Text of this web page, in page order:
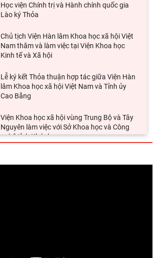
Học viện Chính trị và Hành chính quốc gia
Lào ký Thỏa
Chủ tịch Viện Hàn lâm Khoa học xã hội Việt
Nam thăm và làm việc tại Viện Khoa học
Kinh tế và Xã hội
Lễ ký kết Thỏa thuận hợp tác giữa Viện Hàn
lâm Khoa học xã hội Việt Nam và Tỉnh ủy
Cao Bằng
Viện Khoa học xã hội vùng Trung Bộ và Tây
Nguyên làm việc với Sở Khoa học và Công
nghệ tỉnh Khánh